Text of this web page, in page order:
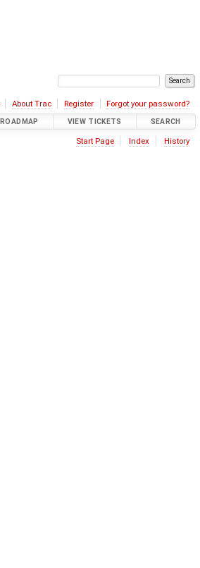
About Trac Register Forgot your password?
ROADMAP VIEW TICKETS SEARCH
Start Page Index History